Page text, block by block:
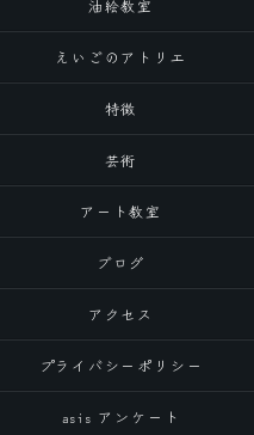
油絵教室
えいごのアトリエ
特徴
芸術
アート教室
ブログ
アクセス
プライバシーポリシー
asis アンケート